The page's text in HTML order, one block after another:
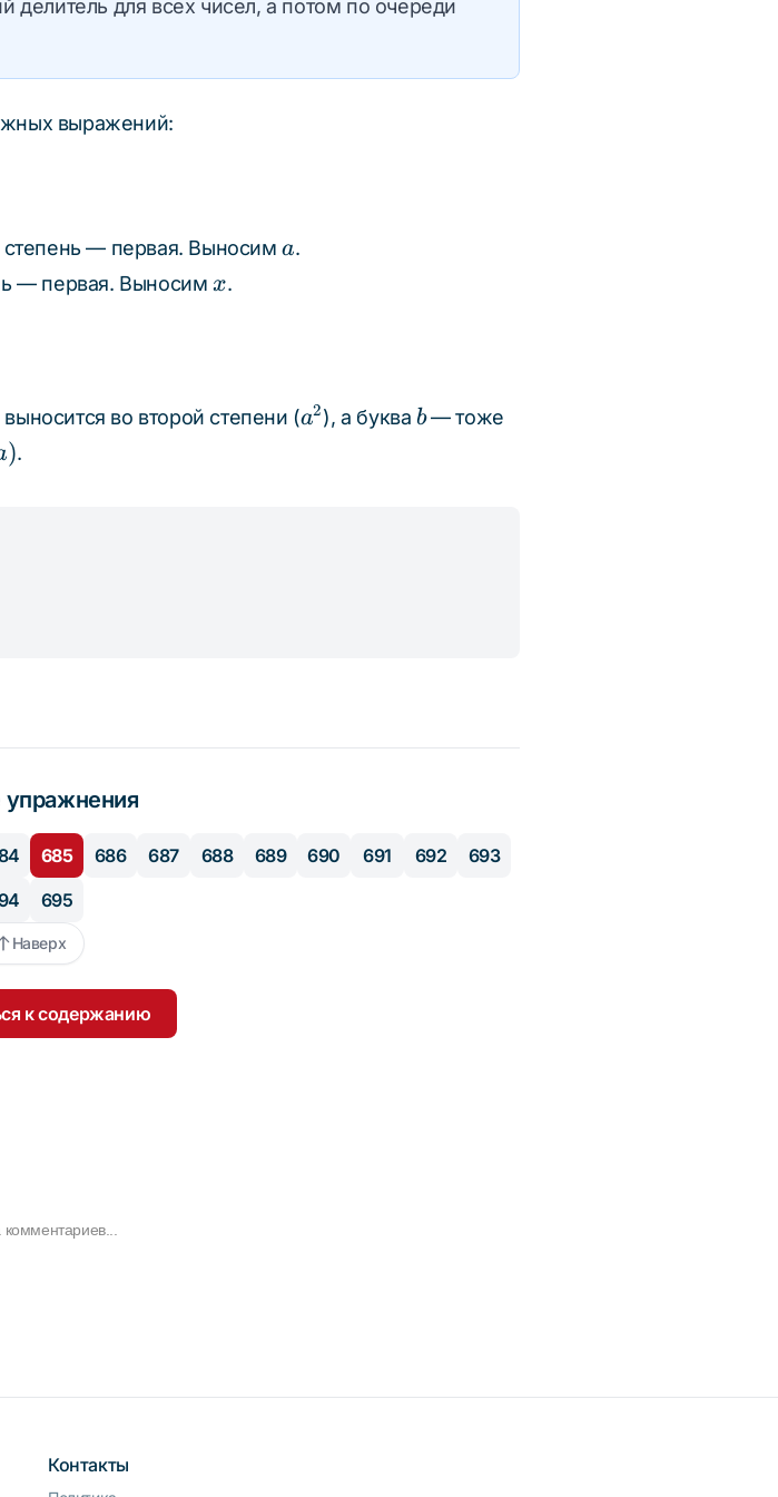
делитель для всех чисел, а потом по очереди
выражений:
степень — первая. Выносимa
a.
— первая. Выносимx
x.
выносится во второй степени (a^2
a2), а буква b
b— тоже
).
упражнения
685 686 687 688 689 690 691 692
693
695
Наверх
к содержанию
комментариев...
Контакты